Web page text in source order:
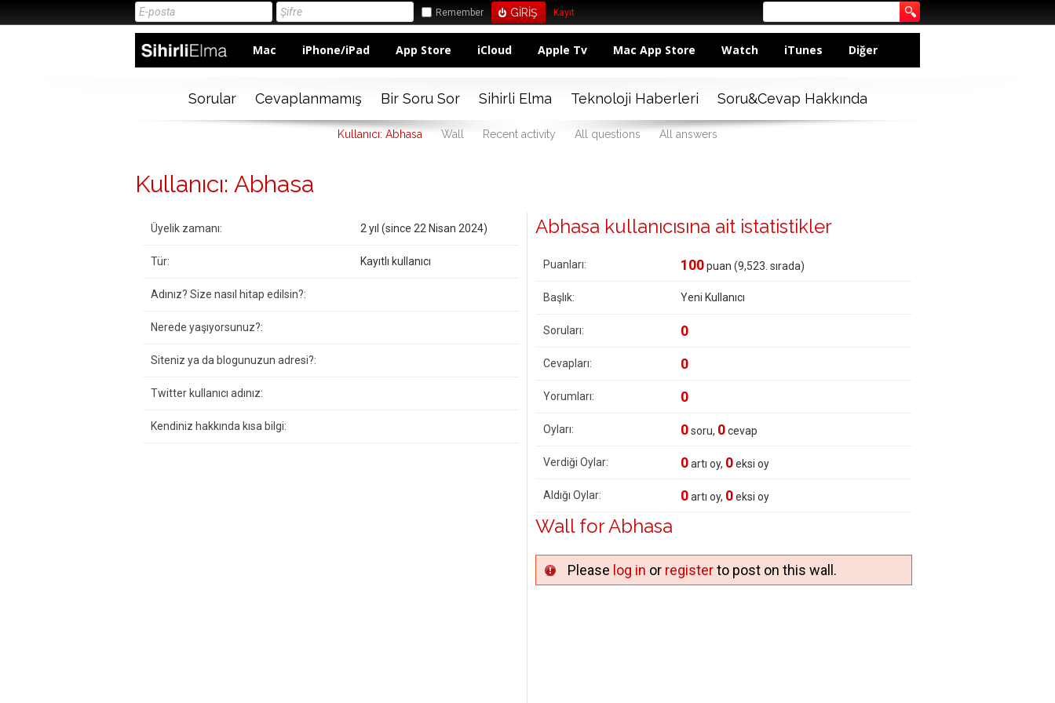
Remember Kayıt
Mac iPhone/iPad App Store iCloud Apple Tv Mac App Store Watch iTunes Diğer
Sorular Cevaplanmamış Bir Soru Sor Sihirli Elma Teknoloji Haberleri Soru&Cevap Hakkında
Kullanıcı: Abhasa Wall Recent activity All questions All answers
Kullanıcı: Abhasa
Üyelik zamanı: 2 yıl (since 22 Nisan 2024)
Tür: Kayıtlı kullanıcı
Adınız? Size nasıl hitap edilsin?:
Nerede yaşıyorsunuz?:
Siteniz ya da blogunuzun adresi?:
Twitter kullanıcı adınız:
Kendiniz hakkında kısa bilgi:
Abhasa kullanıcısına ait istatistikler
Puanları: 100puan (9,523 . sırada)
Başlık: Yeni Kullanıcı
Soruları: 0
Cevapları: 0
Yorumları: 0
Oyları: 0soru, 0cevap
Verdiği Oylar: 0artı oy, 0eksi oy
Aldığı Oylar: 0artı oy, 0eksi oy
Wall for Abhasa
Please log in or registerto post on this wall.